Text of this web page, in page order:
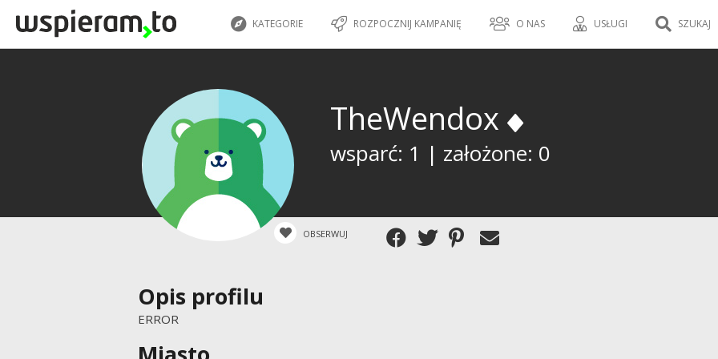
KATEGORIE ROZPOCZNIJ KAMPANIĘ O NAS USŁUGI SZUKAJ
TheWendox
wsparć: 1 | założone: 0
OBSERWUJ
Opis profilu
ERROR